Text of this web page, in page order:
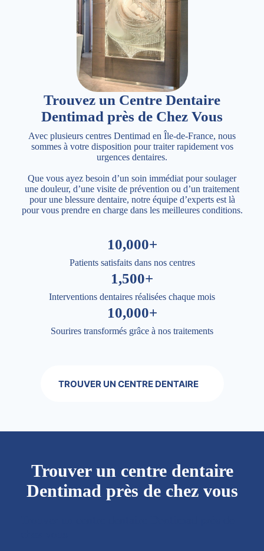
Trouvez un Centre Dentaire
Dentimad près de Chez Vous
Avec plusieurs centres Dentimad en Île-de-France, nous
sommes à votre disposition pour traiter rapidement vos
urgences dentaires.
Que vous ayez besoin d’un soin immédiat pour soulager
une douleur, d’une visite de prévention ou d’un traitement
pour une blessure dentaire, notre équipe d’experts est là
pour vous prendre en charge dans les meilleures conditions.
10,000+
Patients satisfaits dans nos centres
1,500+
Interventions dentaires réalisées chaque mois
10,000+
Sourires transformés grâce à nos traitements
TROUVER UN CENTRE DENTAIRE
Trouver un centre dentaire
Dentimad près de chez vous